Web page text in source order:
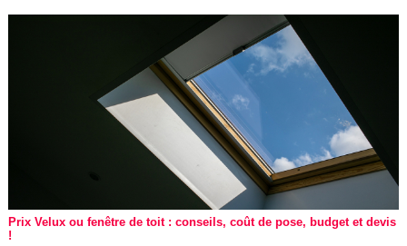
Prix Velux ou fenêtre de toit : conseils, coût de pose, budget et devis
!